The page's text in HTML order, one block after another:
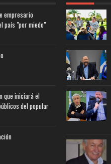
empresario
país "por miedo"
que iniciará el
del popular